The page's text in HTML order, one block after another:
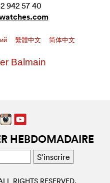
942 57 40
繁體中文 简体中文
Balmain
HEBDOMADAIRE
RIGHTS RESERVED.